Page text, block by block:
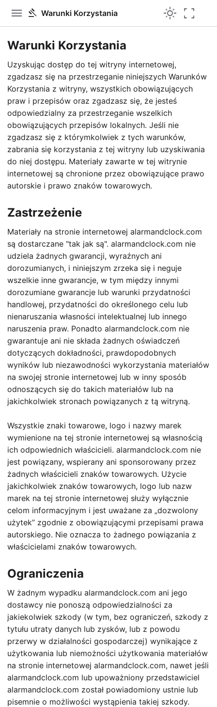
menu gavel Warunki Korzystania light_mode fullscreen
Warunki Korzystania
Uzyskując dostęp do tej witryny internetowej,
zgadzasz się na przestrzeganie niniejszych Warunków
Korzystania z witryny, wszystkich obowiązujących
praw i przepisów oraz zgadzasz się, że jesteś
odpowiedzialny za przestrzeganie wszelkich
obowiązujących przepisów lokalnych. Jeśli nie
zgadzasz się z którymkolwiek z tych warunków,
zabrania się korzystania z tej witryny lub uzyskiwania
do niej dostępu. Materiały zawarte w tej witrynie
internetowej są chronione przez obowiązujące prawo
autorskie i prawo znaków towarowych.
Zastrzeżenie
Materiały na stronie internetowej alarmandclock.com
są dostarczane "tak jak są". alarmandclock.com nie
udziela żadnych gwarancji, wyraźnych ani
dorozumianych, i niniejszym zrzeka się i neguje
wszelkie inne gwarancje, w tym między innymi
dorozumiane gwarancje lub warunki przydatności
handlowej, przydatności do określonego celu lub
nienaruszania własności intelektualnej lub innego
naruszenia praw. Ponadto alarmandclock.com nie
gwarantuje ani nie składa żadnych oświadczeń
dotyczących dokładności, prawdopodobnych
wyników lub niezawodności wykorzystania materiałów
na swojej stronie internetowej lub w inny sposób
odnoszących się do takich materiałów lub na
jakichkolwiek stronach powiązanych z tą witryną.
Wszystkie znaki towarowe, logo i nazwy marek
wymienione na tej stronie internetowej są własnością
ich odpowiednich właścicieli. alarmandclock.com nie
jest powiązany, wspierany ani sponsorowany przez
żadnych właścicieli znaków towarowych. Użycie
jakichkolwiek znaków towarowych, logo lub nazw
marek na tej stronie internetowej służy wyłącznie
celom informacyjnym i jest uważane za „dozwolony
użytek” zgodnie z obowiązującymi przepisami prawa
autorskiego. Nie oznacza to żadnego powiązania z
właścicielami znaków towarowych.
Ograniczenia
W żadnym wypadku alarmandclock.com ani jego
dostawcy nie ponoszą odpowiedzialności za
jakiekolwiek szkody (w tym, bez ograniczeń, szkody z
tytułu utraty danych lub zysków, lub z powodu
przerwy w działalności gospodarczej) wynikające z
użytkowania lub niemożności użytkowania materiałów
na stronie internetowej alarmandclock.com, nawet jeśli
alarmandclock.com lub upoważniony przedstawiciel
alarmandclock.com został powiadomiony ustnie lub
pisemnie o możliwości wystąpienia takiej szkody.